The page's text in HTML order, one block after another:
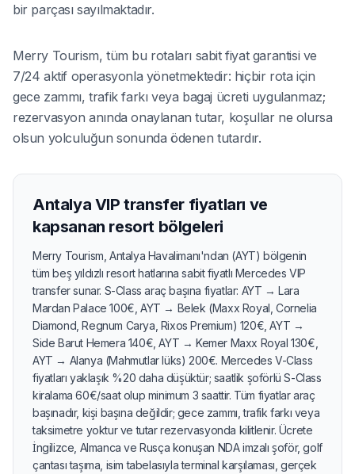
bir parçası sayılmaktadır.
Merry Tourism, tüm bu rotaları sabit fiyat garantisi ve
7/24 aktif operasyonla yönetmektedir: hiçbir rota için
gece zammı, trafik farkı veya bagaj ücreti uygulanmaz;
rezervasyon anında onaylanan tutar, koşullar ne olursa
olsun yolculuğun sonunda ödenen tutardır.
Antalya VIP transfer fiyatları ve
kapsanan resort bölgeleri
Merry Tourism, Antalya Havalimanı'ndan (AYT) bölgenin
tüm beş yıldızlı resort hatlarına sabit fiyatlı Mercedes VIP
transfer sunar. S-Class araç başına fiyatlar: AYT → Lara
Mardan Palace 100€, AYT → Belek (Maxx Royal, Cornelia
Diamond, Regnum Carya, Rixos Premium) 120€, AYT →
Side Barut Hemera 140€, AYT → Kemer Maxx Royal 130€,
AYT → Alanya (Mahmutlar lüks) 200€. Mercedes V-Class
fiyatları yaklaşık %20 daha düşüktür; saatlik şoförlü S-Class
kiralama 60€/saat olup minimum 3 saattir. Tüm fiyatlar araç
başınadır, kişi başına değildir; gece zammı, trafik farkı veya
taksimetre yoktur ve tutar rezervasyonda kilitlenir. Ücrete
İngilizce, Almanca ve Rusça konuşan NDA imzalı şoför, golf
çantası taşıma, isim tabelasıyla terminal karşılaması, gerçek